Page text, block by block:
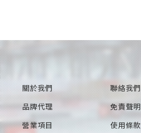
關於我們
品牌代理
營業項目
聯絡我們
免責聲明
使用條款